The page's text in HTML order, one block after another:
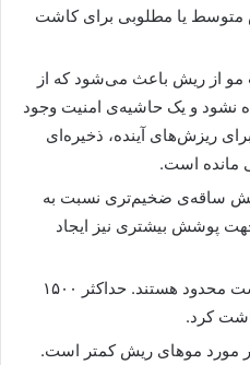
یا مطلوبی برای کاشت
از ریش باعث می‌شود که از
نشود و یک حاشیه‌ی امنیت وجود
ریزش‌های آینده، ذخیره‌ای
مانده است.
ساقه‌ی ضخیم‌تری نسبت به
پوشش بیشتری نیز ایجاد
تعداد گرافت‌های قابل برداشت محدود هستند. حداکثر ۱۵۰۰
کرد.
مورد موهای ریش کمتر است.